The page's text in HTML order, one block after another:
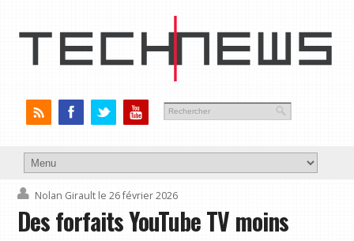
Nolan Girault le 26 février 2026
Des forfaits YouTube TV moins